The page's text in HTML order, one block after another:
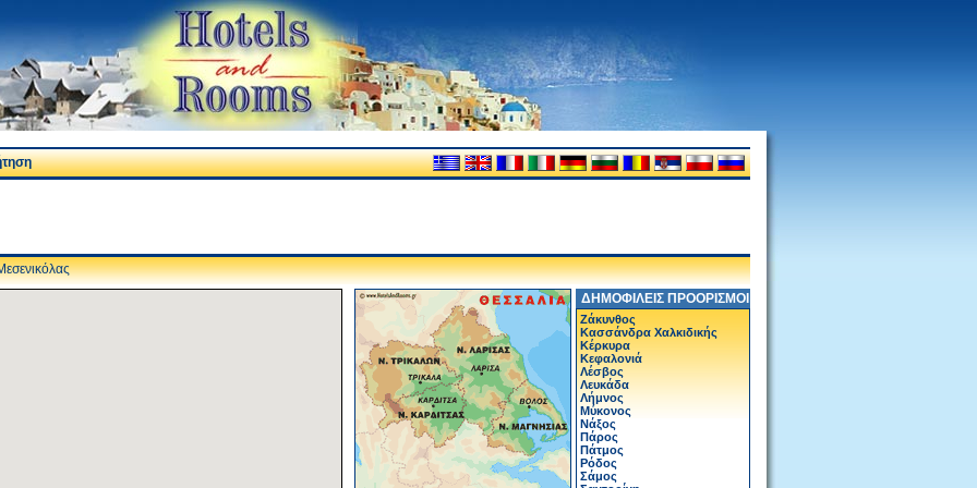
ΔΗΜΟΦΙΛΕΙΣ ΠΡΟΟΡΙΣΜΟΙ
Ζάκυνθος
Κασσάνδρα Χαλκιδικής
Κέρκυρα
Κεφαλονιά
Λέσβος
Λευκάδα
Λήμνος
Μύκονος
Νάξος
Πάρος
Πάτμος
Ρόδος
Σάμος